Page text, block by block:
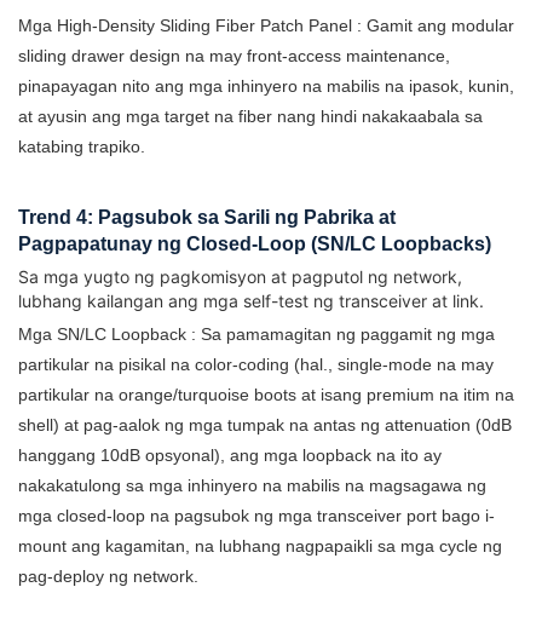
Mga High-Density Sliding Fiber Patch Panel : Gamit ang modular
sliding drawer design na may front-access maintenance,
pinapayagan nito ang mga inhinyero na mabilis na ipasok, kunin,
at ayusin ang mga target na fiber nang hindi nakakaabala sa
katabing trapiko.
Trend 4: Pagsubok sa Sarili ng Pabrika at
Pagpapatunay ng Closed-Loop (SN/LC Loopbacks)
Sa mga yugto ng pagkomisyon at pagputol ng network,
lubhang kailangan ang mga self-test ng transceiver at link.
Mga SN/LC Loopback : Sa pamamagitan ng paggamit ng mga
partikular na pisikal na color-coding (hal., single-mode na may
partikular na orange/turquoise boots at isang premium na itim na
shell) at pag-aalok ng mga tumpak na antas ng attenuation (0dB
hanggang 10dB opsyonal), ang mga loopback na ito ay
nakakatulong sa mga inhinyero na mabilis na magsagawa ng
mga closed-loop na pagsubok ng mga transceiver port bago i-
mount ang kagamitan, na lubhang nagpapaikli sa mga cycle ng
pag-deploy ng network.